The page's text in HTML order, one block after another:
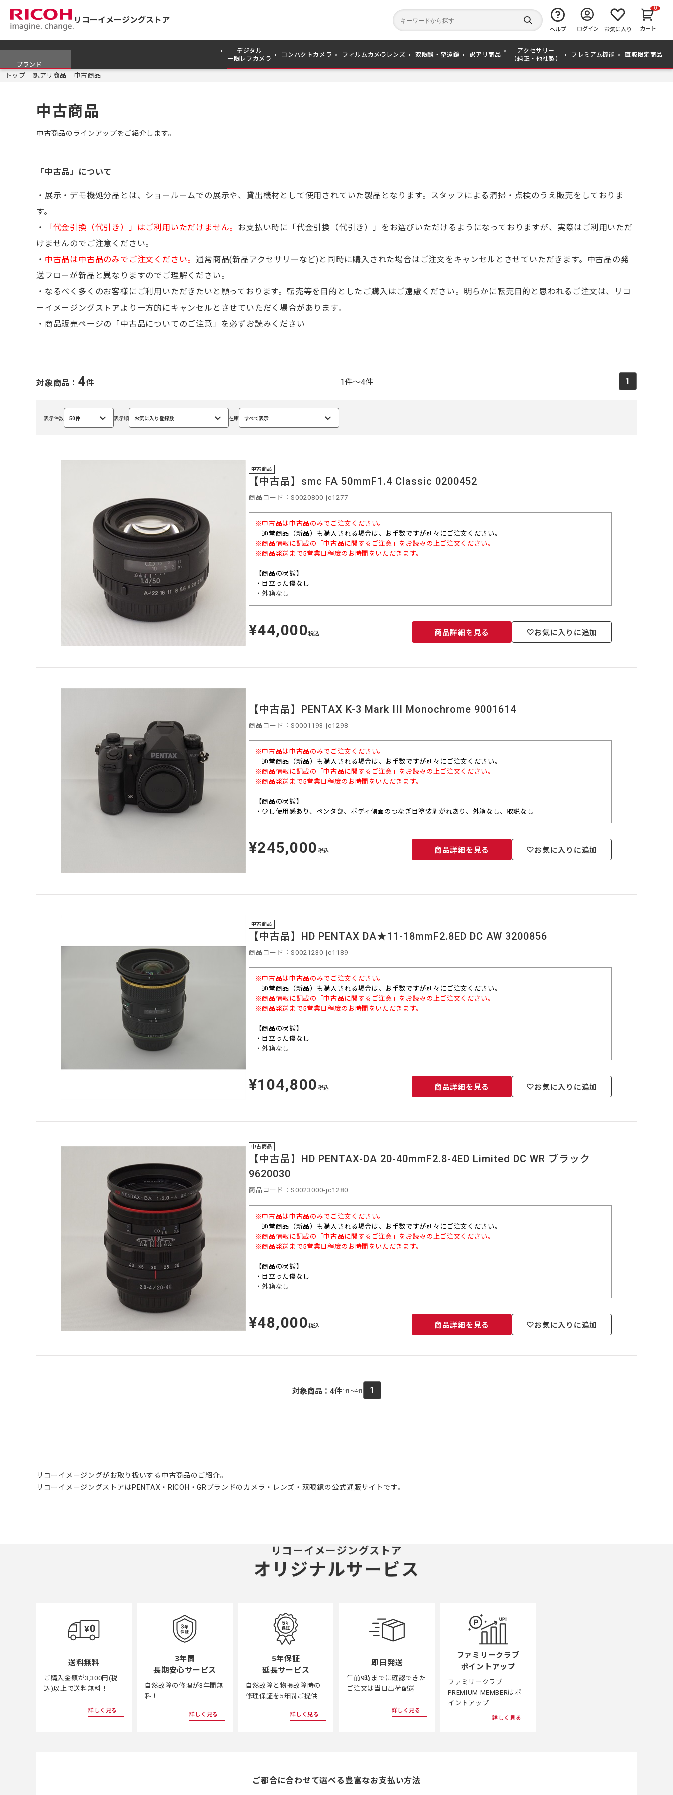
リコーイメージングストア
か
ら
検
索
す
る
ヘルプ ログイン お気に入り
0
カート
ブランド
デジタル
一眼レフカメラ
コンパクトカメラ フィルムカメラ レンズ 双眼鏡・望遠鏡 訳アリ商品
アクセサリー
（純正・他社製）
プレミアム機能 直販限定商品
トップ 訳アリ商品 中古商品
中古商品
中古商品のラインアップをご紹介します。
「中古品」について
・展示・デモ機処分品とは、ショールームでの展示や、貸出機材として使用されていた製品となります。スタッフによる清掃・点検のうえ販売をしておりま
す。
・
「代金引換（代引き）」はご利用いただけません。 お支払い時に「代金引換（代引き）」をお選びいただけるようになっておりますが、実際はご利用いただ
けませんのでご注意ください。
・ 中古品は中古品のみでご注文ください。通常商品(新品アクセサリーなど)と同時に購入された場合はご注文をキャンセルとさせていただきます。中古品の発
送フローが新品と異なりますのでご理解ください。
・なるべく多くのお客様にご利用いただきたいと願っております。転売等を目的としたご購入はご遠慮ください。明らかに転売目的と思われるご注文は、リコ
ーイメージングストアより一方的にキャンセルとさせていただく場合があります。
・商品販売ページの「中古品についてのご注意」を必ずお読みください
対象商品： 4件 1件～4件 1
表示件数 50件
選
択
表示順 お気に入り登録数
選
択
在庫 すべて表示
選
択
中古商品
【中古品】smc FA 50mmF1.4 Classic 0200452
商品コード：S0020800-jc1277
※中古品は中古品のみでご注文ください。
通常商品（新品）も購入される場合は、お手数ですが別々にご注文ください。
※商品情報に記載の「中古品に関するご注意」をお読みの上ご注文ください。
※商品発送まで5営業日程度のお時間をいただきます。
【商品の状態】
・目立った傷なし
・外箱なし
定
価
¥44,000税込 商品詳細を見る お気に入りに追加
【中古品】PENTAX K-3 Mark III Monochrome 9001614
商品コード：S0001193-jc1298
※中古品は中古品のみでご注文ください。
通常商品（新品）も購入される場合は、お手数ですが別々にご注文ください。
※商品情報に記載の「中古品に関するご注意」をお読みの上ご注文ください。
※商品発送まで5営業日程度のお時間をいただきます。
【商品の状態】
・少し使用感あり、ペンタ部、ボディ側面のつなぎ目塗装剥がれあり、外箱なし、取説なし
定
価
¥245,000 税込 商品詳細を見る お気に入りに追加
中古商品
【中古品】HD PENTAX DA★11-18mmF2.8ED DC AW 3200856
商品コード：S0021230-jc1189
※中古品は中古品のみでご注文ください。
通常商品（新品）も購入される場合は、お手数ですが別々にご注文ください。
※商品情報に記載の「中古品に関するご注意」をお読みの上ご注文ください。
※商品発送まで5営業日程度のお時間をいただきます。
【商品の状態】
・目立った傷なし
・外箱なし
定
価
¥104,800 税込 商品詳細を見る お気に入りに追加
中古商品
【中古品】HD PENTAX-DA 20-40mmF2.8-4ED Limited DC WR ブラック
9620030
商品コード：S0023000-jc1280
※中古品は中古品のみでご注文ください。
通常商品（新品）も購入される場合は、お手数ですが別々にご注文ください。
※商品情報に記載の「中古品に関するご注意」をお読みの上ご注文ください。
※商品発送まで5営業日程度のお時間をいただきます。
【商品の状態】
・目立った傷なし
・外箱なし
定
価
¥48,000税込 商品詳細を見る お気に入りに追加
対象商品： 4件1件～4件 1
リコーイメージングがお取り扱いする中古商品のご紹介。
リコーイメージングストアはPENTAX・RICOH・GRブランドのカメラ・レンズ・双眼鏡の公式通販サイトです。
リコーイメージングストア
オリジナルサービス
送料無料
ご購入金額が3,300円(税
込)以上で送料無料！
詳しく見る
3年間
長期安心サービス
自然故障の修理が3年間無
料！
詳しく見る
5年保証
延長サービス
自然故障と物損故障時の
修理保証を5年間ご提供
詳しく見る
即日発送
午前9時までに確認できた
ご注文は当日出荷配送
詳しく見る
ファミリークラブ
ポイントアップ
ファミリークラブ
PREMIUM MEMBERはポ
イントアップ
詳しく見る
ご都合に合わせて選べる 豊富なお支払い方法